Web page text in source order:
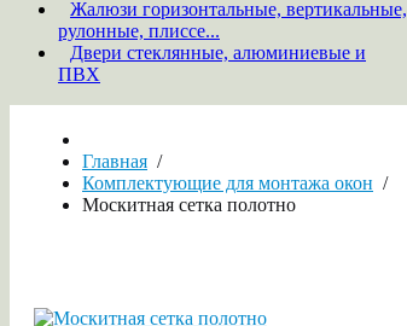
Жалюзи горизонтальные, вертикальные,
рулонные, плиссе...
Двери стеклянные, алюминиевые и
ПВХ
Главная /
Комплектующие для монтажа окон /
Москитная сетка полотно